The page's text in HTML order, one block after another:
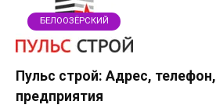
БЕЛООЗЁРСКИЙ
Пульс строй: Адрес,
предприятия